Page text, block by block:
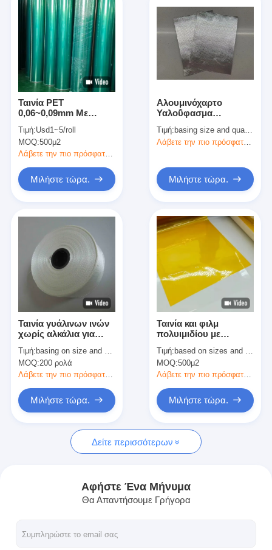
Περίπου εμείς
Γύρος εργοστασίων
Ποιοτικός έλεγχος
Μας ελάτε σε επαφή με
Συγκολλητική ταινία μόνωσης
Ταινία μόνωσης υφασμάτων γυαλιού
Ανθεκτική στη θερμότητα ταινία μόνωσης
Κολλητική ταινία ταινιών Polyimide
Κολλητική ταινία φύλλων αλουμινίου αργιλίου
Ταινία PET
0,06~0,09mm Με
Τιμή:Usd1~5/roll
MOQ:500μ2
Λάβετε την πιο πρόσφατη τιμή
Μιλήστε τώρα.
Αλουμινόχαρτο
Υαλοΰφασμα
Τιμή: basing size and quantity
Μιλήστε τώρα.
Ταινία γυάλινων ινών
χωρίς αλκάλια για
ηλεκτρικών συσκευών
και καλωδίων
Τιμή: basing on size and quantity
MOQ:200 ρολά
Λάβετε την πιο πρόσφατη τιμή
Μιλήστε τώρα.
Ταινία και φιλμ
πολυιμιδίου με
μόνωσης
Τιμή: based on sizes and quantity
MOQ:500μ2
Λάβετε την πιο πρόσφατη τιμή
Μιλήστε τώρα.
Δείτε περισσότερων
Αφήστε Ένα Μήνυμα
Θα Απαντήσουμε Γρήγορα